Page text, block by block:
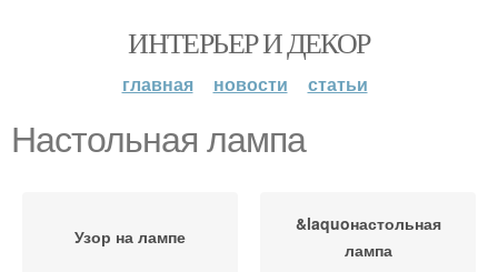
ИНТЕРЬЕР И ДЕКОР
главная новости статьи
Настольная лампа
Узор на лампе
&laquoнастольная
лампа